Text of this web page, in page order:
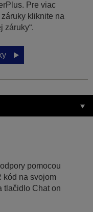
Pre viac
kliknite na
záruky“.
pomocou
kód na svojom
tlačidlo Chat on